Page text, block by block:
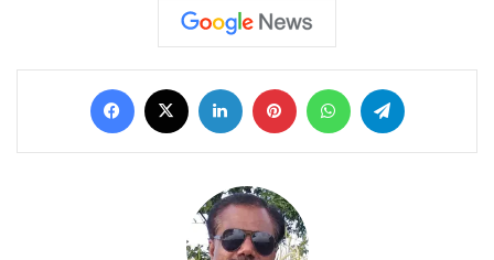
Facebook LinkedIn PinterestWhatsApp